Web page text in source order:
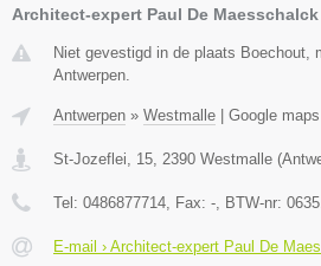
Architect-expert Paul De Maesschalck
Niet gevestigd in de plaats Boechout,
Antwerpen.
Antwerpen » Westmalle Google maps
St-Jozeflei, 15, 2390 Westmalle (
Tel: 0486877714, Fax: -, BTW-nr:
E-mail › Architect-expert Paul De